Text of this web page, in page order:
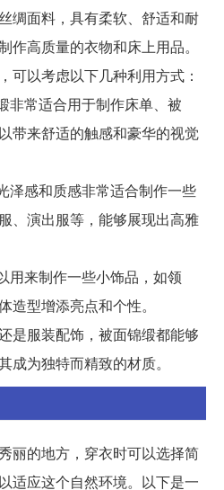
绸面料，具有柔软、舒适和耐
作高质量的衣物和床上用品。
可以考虑以下几种利用方式：
非常适合用于制作床单、被
带来舒适的触感和豪华的视觉
泽感和质感非常适合制作一些
、演出服等，能够展现出高雅
用来制作一些小饰品，如领
造型增添亮点和个性。
是服装配饰，被面锦缎都能够
成为独特而精致的材质。
丽的地方，穿衣时可以选择简
适应这个自然环境。以下是一